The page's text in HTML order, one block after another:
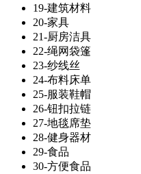
19-建筑材料
20-家具
21-厨房洁具
22-绳网袋篷
23-纱线丝
24-布料床单
25-服装鞋帽
26-钮扣拉链
27-地毯席垫
28-健身器材
29-食品
30-方便食品